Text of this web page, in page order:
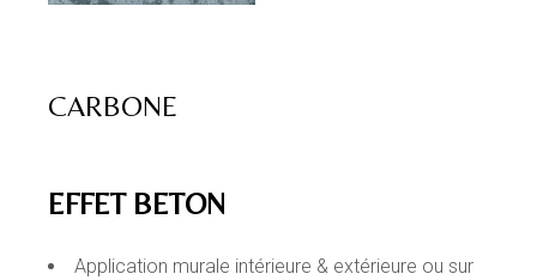
CARBONE
EFFET BETON
Application murale intérieure & extérieure ou sur